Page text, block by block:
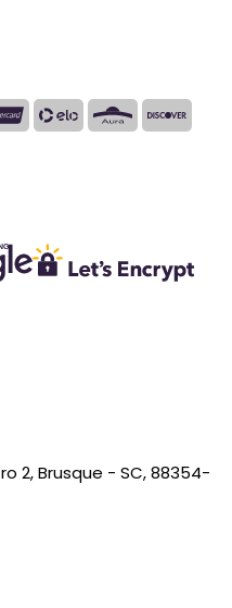
2, Brusque - SC, 88354-